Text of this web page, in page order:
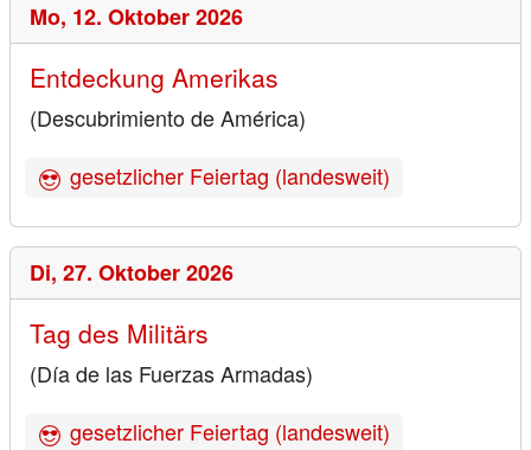
Mo, 12. Oktober 2026
Entdeckung Amerikas
(Descubrimiento de América)
gesetzlicher Feiertag (landesweit)
Di, 27. Oktober 2026
Tag des Militärs
(Día de las Fuerzas Armadas)
gesetzlicher Feiertag (landesweit)